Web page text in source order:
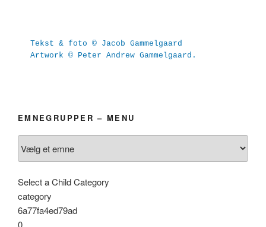
Tekst & foto © Jacob Gammelgaard
Artwork © Peter Andrew Gammelgaard.
EMNEGRUPPER – MENU
Select a Child Category
category
6a77fa4ed79ad
0